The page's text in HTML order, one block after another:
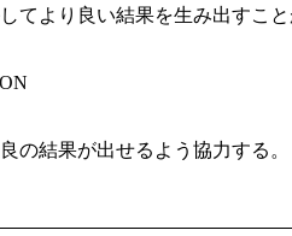
てより良い結果を生み出すこと
の結果が出せるよう協力する。